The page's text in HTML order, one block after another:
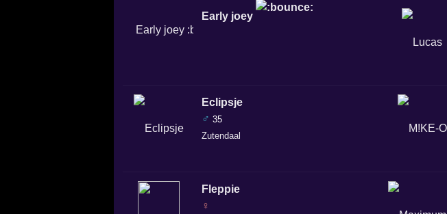
Early joey
Eclipsje
♂ 35
Zutendaal
Fleppie
♀